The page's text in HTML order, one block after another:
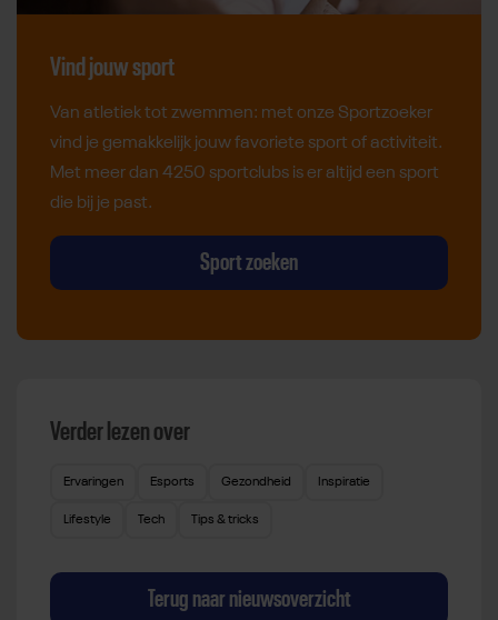
Vind jouw sport
Van atletiek tot zwemmen: met onze Sportzoeker
vind je gemakkelijk jouw favoriete sport of activiteit.
Met meer dan 4250 sportclubs is er altijd een sport
die bij je past.
Sport zoeken
Verder lezen over
Ervaringen Esports Gezondheid Inspiratie
Lifestyle Tech Tips & tricks
Terug naar nieuwsoverzicht